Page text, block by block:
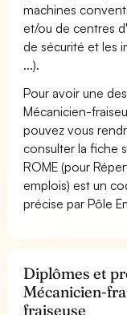
machines
et/ou de centres
de sécurité et les
...).
Pour avoir une
Mécanicien-
pouvez vous
consulter la fiche
ROME (pour
emplois) est un
précise par Pôle
Diplômes et
Mécanicien-
fraiseuse